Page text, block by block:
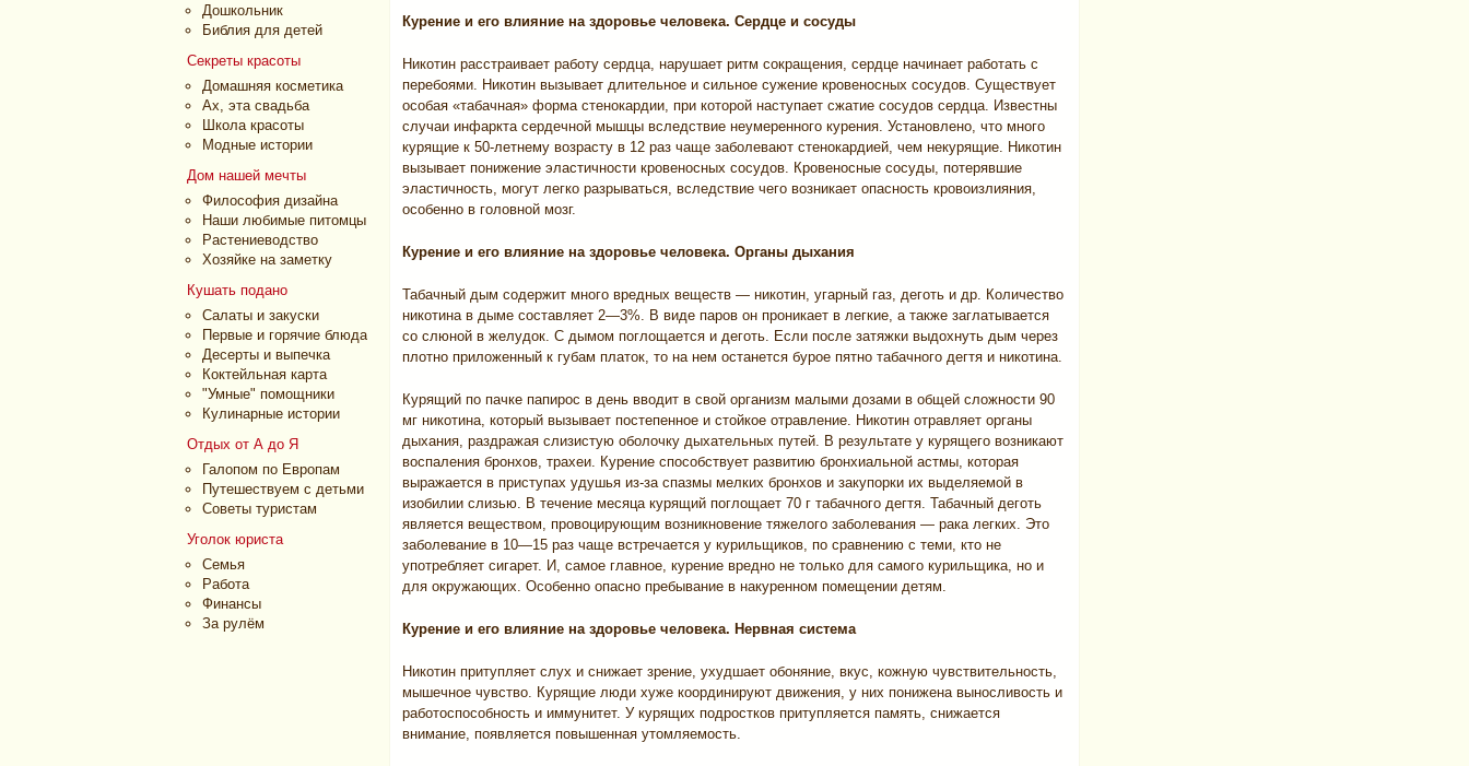
Дошкольник
Библия для детей
Секреты красоты
Домашняя косметика
Ах, эта свадьба
Школа красоты
Модные истории
Дом нашей мечты
Философия дизайна
Наши любимые питомцы
Растениеводство
Хозяйке на заметку
Кушать подано
Салаты и закуски
Первые и горячие блюда
Десерты и выпечка
Коктейльная карта
"Умные" помощники
Кулинарные истории
Отдых от А до Я
Галопом по Европам
Путешествуем с детьми
Советы туристам
Уголок юриста
Семья
Работа
Финансы
За рулём
Курение и его влияние на здоровье человека. Сердце и сосуды
Никотин расстраивает работу сердца, нарушает ритм сокращения, сердце начинает работать с
перебоями. Никотин вызывает длительное и сильное сужение кровеносных сосудов. Существует
особая «табачная» форма стенокардии, при которой наступает сжатие сосудов сердца. Известны
случаи инфаркта сердечной мышцы вследствие неумеренного курения. Установлено, что много
курящие к 50-летнему возрасту в 12 раз чаще заболевают стенокардией, чем некурящие. Никотин
вызывает понижение эластичности кровеносных сосудов. Кровеносные сосуды, потерявшие
эластичность, могут легко разрываться, вследствие чего возникает опасность кровоизлияния,
особенно в головной мозг.
Курение и его влияние на здоровье человека. Органы дыхания
Табачный дым содержит много вредных веществ — никотин, угарный газ, деготь и др. Количество
никотина в дыме составляет 2—3%. В виде паров он проникает в легкие, а также заглатывается
со слюной в желудок. С дымом поглощается и деготь. Если после затяжки выдохнуть дым через
плотно приложенный к губам платок, то на нем останется бурое пятно табачного дегтя и никотина.
Курящий по пачке папирос в день вводит в свой организм малыми дозами в общей сложности 90
мг никотина, который вызывает постепенное и стойкое отравление. Никотин отравляет органы
дыхания, раздражая слизистую оболочку дыхательных путей. В результате у курящего возникают
воспаления бронхов, трахеи. Курение способствует развитию бронхиальной астмы, которая
выражается в приступах удушья из-за спазмы мелких бронхов и закупорки их выделяемой в
изобилии слизью. В течение месяца курящий поглощает 70 г табачного дегтя. Табачный деготь
является веществом, провоцирующим возникновение тяжелого заболевания — рака легких. Это
заболевание в 10—15 раз чаще встречается у курильщиков, по сравнению с теми, кто не
употребляет сигарет. И, самое главное, курение вредно не только для самого курильщика, но и
для окружающих. Особенно опасно пребывание в накуренном помещении детям.
Курение и его влияние на здоровье человека. Нервная система
Никотин притупляет слух и снижает зрение, ухудшает обоняние, вкус, кожную чувствительность,
мышечное чувство. Курящие люди хуже координируют движения, у них понижена выносливость и
работоспособность и иммунитет. У курящих подростков притупляется память, снижается
внимание, появляется повышенная утомляемость.